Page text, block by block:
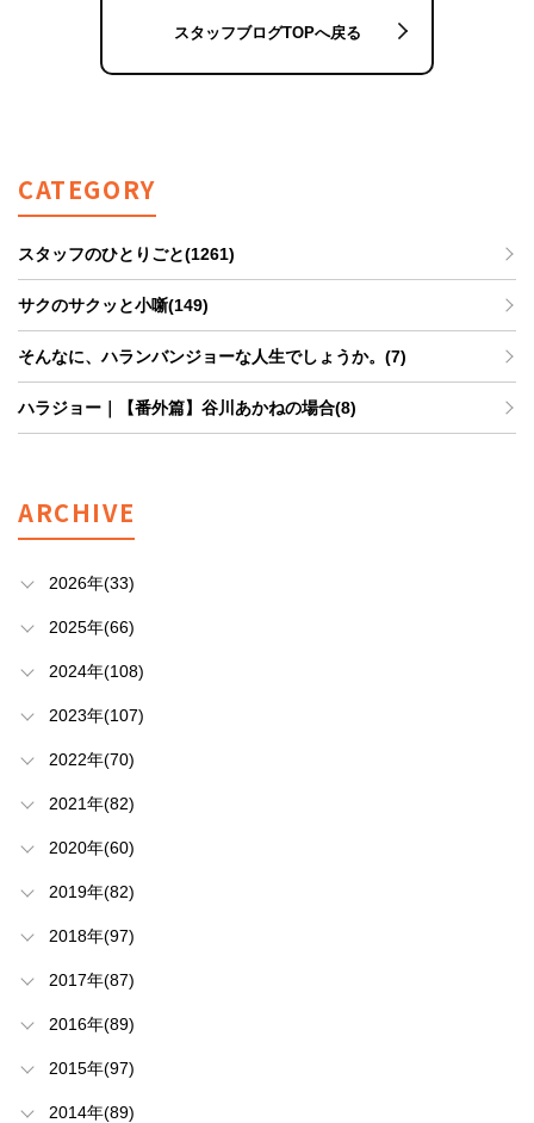
スタッフブログTOPへ戻る
CATEGORY
スタッフのひとりごと(1261)
サクのサクッと小噺(149)
そんなに、ハランバンジョーな人生でしょうか。(7)
ハラジョー｜【番外篇】谷川あかねの場合(8)
ARCHIVE
2026年(33)
2025年(66)
2024年(108)
2023年(107)
2022年(70)
2021年(82)
2020年(60)
2019年(82)
2018年(97)
2017年(87)
2016年(89)
2015年(97)
2014年(89)